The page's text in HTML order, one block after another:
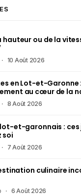
hauteur ou de la
10 Août 2026
en Lot-et-Garonne
au cœur de la
8 Août 2026
et-garonnais : ces
soi
7 Août 2026
culinaire
6 Août 2026